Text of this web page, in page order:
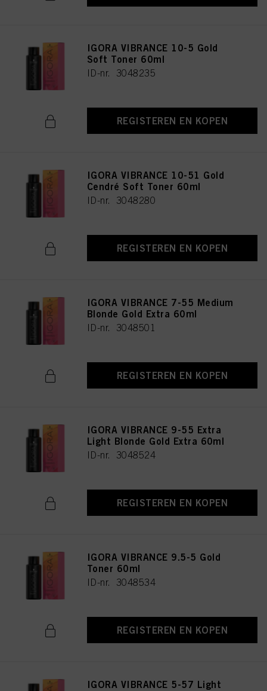
IGORA VIBRANCE 10-5 Gold
Soft Toner 60ml
ID-nr. 3048235
REGISTEREN EN KOPEN
IGORA VIBRANCE 10-51 Gold
Cendré Soft Toner 60ml
ID-nr. 3048280
REGISTEREN EN KOPEN
IGORA VIBRANCE 7-55 Medium
Blonde Gold Extra 60ml
ID-nr. 3048501
REGISTEREN EN KOPEN
IGORA VIBRANCE 9-55 Extra
Light Blonde Gold Extra 60ml
ID-nr. 3048524
REGISTEREN EN KOPEN
IGORA VIBRANCE 9.5-5 Gold
Toner 60ml
ID-nr. 3048534
REGISTEREN EN KOPEN
IGORA VIBRANCE 5-57 Light